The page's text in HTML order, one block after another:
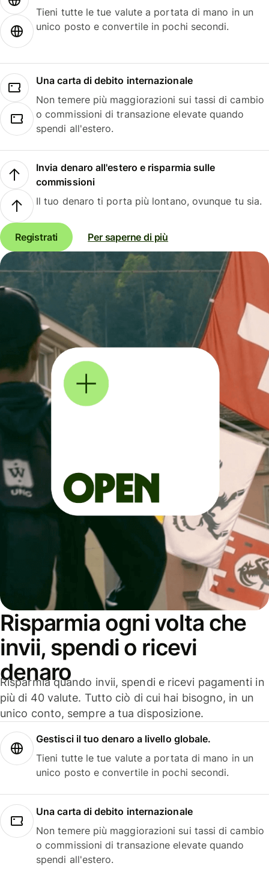
Tieni tutte le tue valute a portata di mano in un
unico posto e convertile in pochi secondi.
Una carta di debito internazionale
Non temere più maggiorazioni sui tassi di cambio
o commissioni di transazione elevate quando
spendi all'estero.
Invia denaro all'estero e risparmia sulle
commissioni
Il tuo denaro ti porta più lontano, ovunque tu sia.
Registrati Per saperne di più
Risparmia ogni volta che
invii, spendi o ricevi
denaro
Risparmia quando invii, spendi e ricevi pagamenti in
più di 40 valute. Tutto ciò di cui hai bisogno, in un
unico conto, sempre a tua disposizione.
Gestisci il tuo denaro a livello globale.
Tieni tutte le tue valute a portata di mano in un
unico posto e convertile in pochi secondi.
Una carta di debito internazionale
Non temere più maggiorazioni sui tassi di cambio
o commissioni di transazione elevate quando
spendi all'estero.